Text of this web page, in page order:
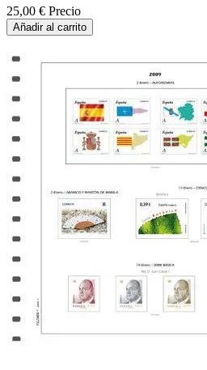
25,00 € Precio
Añadir al carrito